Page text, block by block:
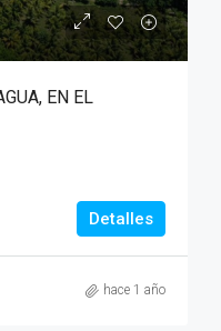
EN EL
Detalles
hace 1 año